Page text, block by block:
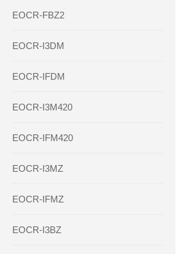
EOCR-FBZ2
EOCR-I3DM
EOCR-IFDM
EOCR-I3M420
EOCR-IFM420
EOCR-I3MZ
EOCR-IFMZ
EOCR-I3BZ